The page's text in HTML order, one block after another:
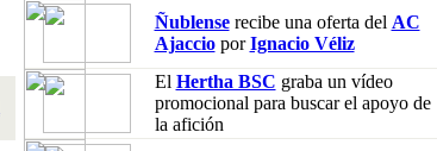
Ñublenserecibe una oferta del AC
AjaccioporIgnacio Véliz
El Hertha BSC graba un vídeo
promocional para buscar el apoyo de
la afición